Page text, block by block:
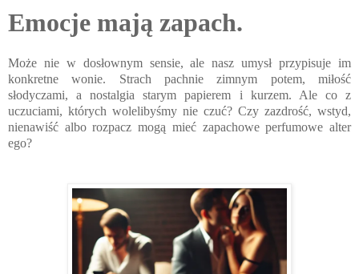
Emocje mają zapach.
Może nie w dosłownym sensie, ale nasz umysł przypisuje im
konkretne wonie. Strach pachnie zimnym potem, miłość
słodyczami, a nostalgia starym papierem i kurzem. Ale co z
uczuciami, których wolelibyśmy nie czuć? Czy zazdrość, wstyd,
nienawiść albo rozpacz mogą mieć zapachowe perfumowe alter
ego?